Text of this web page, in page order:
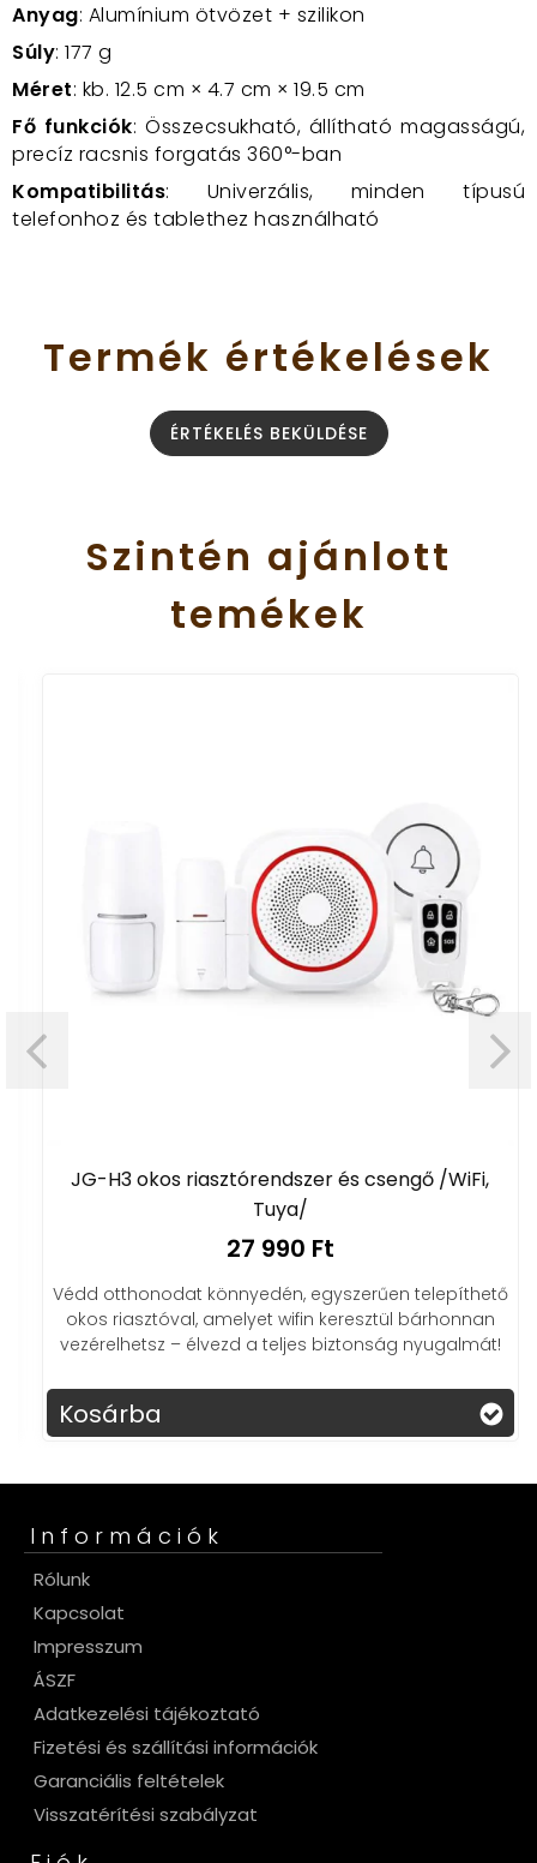
Anyag: Alumínium ötvözet + szilikon
Súly: 177 g
Méret: kb. 12.5 cm × 4.7 cm × 19.5 cm
Fő funkciók: Összecsukható, állítható magasságú,
precíz racsnis forgatás 360°-ban
Kompatibilitás: Univerzális, minden típusú
telefonhoz és tablethez használható
Termék értékelések
ÉRTÉKELÉS BEKÜLDÉSE
Szintén ajánlott
temékek
JG-H3 okos riasztórendszer és csengő /WiFi,
Tuya/
27 990 Ft
Védd otthonodat könnyedén, egyszerűen telepíthető
okos riasztóval, amelyet wifin keresztül bárhonnan
vezérelhetsz – élvezd a teljes biztonság nyugalmát!
Kosárba
Információk
Rólunk
Kapcsolat
Impresszum
ÁSZF
Adatkezelési tájékoztató
Fizetési és szállítási információk
Garanciális feltételek
Visszatérítési szabályzat